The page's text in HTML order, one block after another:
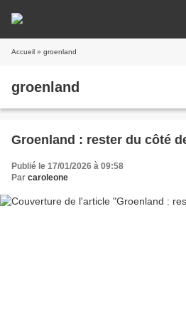
Accueil » groenland
groenland
Groenland : rester du côté
Publié le 17/01/2026 à 09:58
Par caroleone